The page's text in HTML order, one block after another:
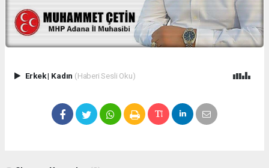
Erkek| Kadın (Haberi Sesli Oku)